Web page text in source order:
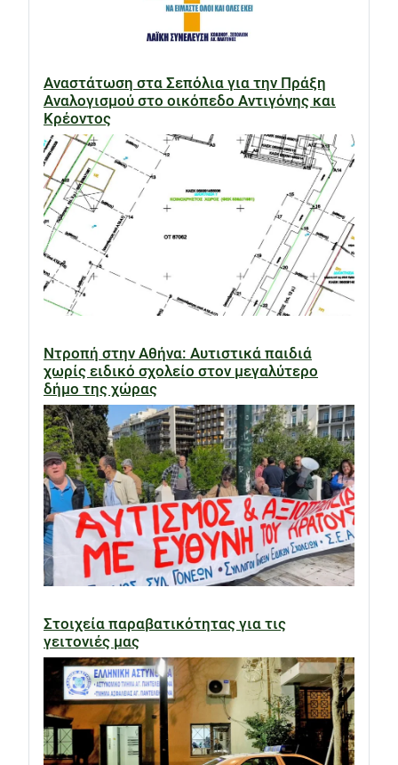
Αναστάτωση στα Σεπόλια για την Πράξη
Αναλογισμού στο οικόπεδο Αντιγόνης και
Κρέοντος
Ντροπή στην Αθήνα: Αυτιστικά παιδιά
χωρίς ειδικό σχολείο στον μεγαλύτερο
δήμο της χώρας
Στοιχεία παραβατικότητας για τις
γειτονιές μας